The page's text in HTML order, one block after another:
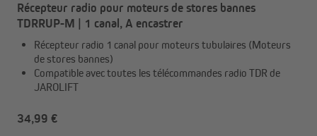
Récepteur radio pour moteurs de stores bannes
TDRRUP-M | 1 canal, A encastrer
Récepteur radio 1 canal pour moteurs tubulaires (Moteurs
de stores bannes)
Compatible avec toutes les télécommandes radio TDR de
JAROLIFT
34,99 €